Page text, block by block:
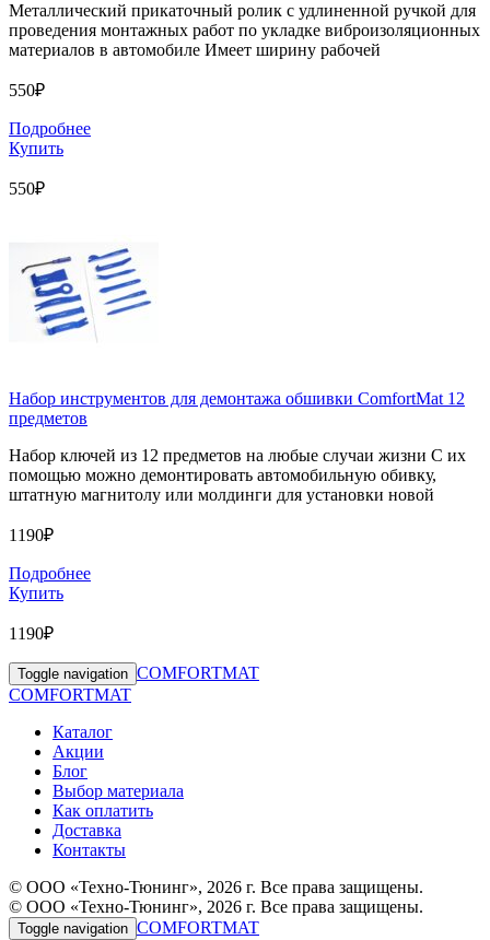
Металлический прикаточный ролик с удлиненной ручкой для
проведения монтажных работ по укладке виброизоляционных
материалов в автомобиле Имеет ширину рабочей
550₽
Подробнее
Купить
550₽
Набор инструментов для демонтажа обшивки ComfortMat 12
предметов
Набор ключей из 12 предметов на любые случаи жизни С их
помощью можно демонтировать автомобильную обивку,
штатную магнитолу или молдинги для установки новой
1190₽
Подробнее
Купить
1190₽
Toggle navigation COMFORTMAT
COMFORTMAT
Каталог
Акции
Блог
Выбор материала
Как оплатить
Доставка
Контакты
© ООО «Техно-Тюнинг», 2026 г. Все права защищены.
© ООО «Техно-Тюнинг», 2026 г. Все права защищены.
Toggle navigation COMFORTMAT